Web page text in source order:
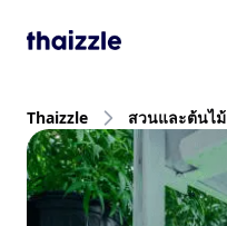
Thaizzle สวนและต้นไม้